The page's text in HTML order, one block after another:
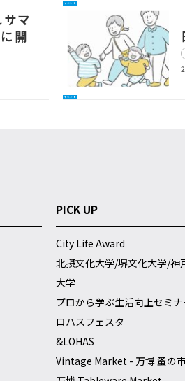
イベント
マ
開
イベント
PICK UP
City Life Award
北摂文化大学/堺文化大学/神
大学
プロから学ぶ生活向上セミナ
ロハスフェスタ
&LOHAS
Vintage Market - 万博 蚤の